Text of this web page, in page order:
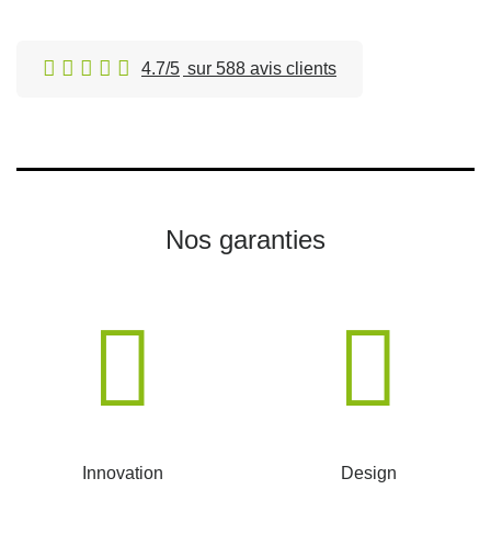
4.7/5 sur 588 avis clients
Nos garanties
Innovation Design